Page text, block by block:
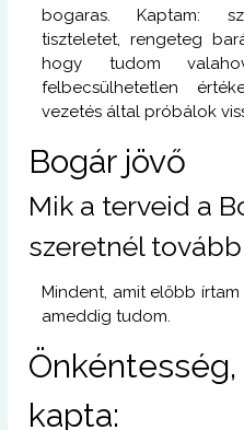
bogaras. Kaptam:
tiszteletet, rengeteg
hogy tudom
felbecsülhetetlen
vezetés által próbálok
Bogár jövő
Mik a terveid a
szeretnél
Mindent, amit előbb
ameddig tudom.
kapta: